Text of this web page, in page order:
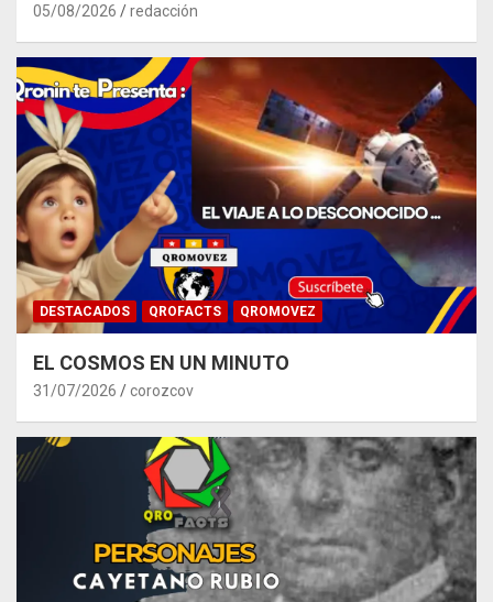
05/08/2026 redacción
DESTACADOS QROFACTS QROMOVEZ
EL COSMOS EN UN MINUTO
31/07/2026 corozcov